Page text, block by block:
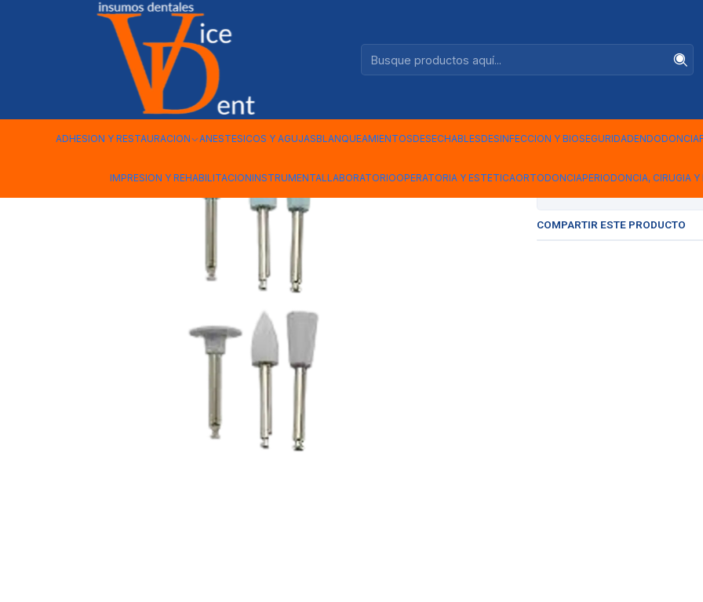
ADHESION Y RESTAURACION ANESTESICOS Y AGUJASBLANQUEAMIENTOSDESECHABLESDESINFECCION Y BIOSEGURIDADENDODONCIA
IMPRESION Y REHABILITACIONINSTRUMENTALLABORATORIOOPERATORIA Y ESTETICAORTODONCIAPERIODONCIA, CIRUGIA Y
FRESAS Y PULIDO GOMAS PULIR RESINA DENTBYS 6 UNIDADES
UNIDADES
COMPARTIR ESTE PRODUCTO